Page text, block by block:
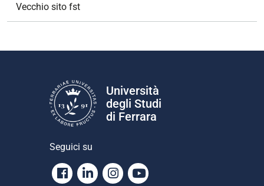
Vecchio sito fst
Università
degli Studi
di Ferrara
Seguici su
Facebook
LinkedinInstagram
Youtube